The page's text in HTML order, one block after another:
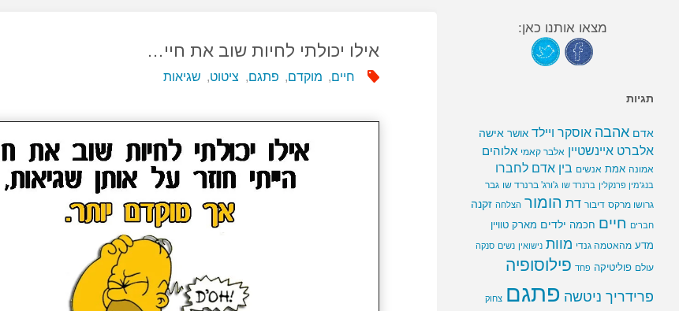
אילו יכולתי לחיות שוב את חיי…
חיים, מוקדם, פתגם, ציטוט, שגיאות
מצאו אותנו כאן:
תגיות
אדם אהבה אוסקר ויילד אושר אישה
אלברט איינשטיין אלבר קאמי אלוהים
אמונה אמת אנשים בין אדם לחברו
בנג'מין פרנקלין ברנרד שו ג'ורג' ברנרד שו גבר
גרושו מרקס דיבור דת הומור הצלחה זקנה
חברים חיים חכמה ילדים מארק טוויין
מדע מהאטמה גנדי מוות נישואין נשים סנקה
עולם פוליטיקה פחד פילוסופיה
פרידריך ניטשה פתגם צחוק